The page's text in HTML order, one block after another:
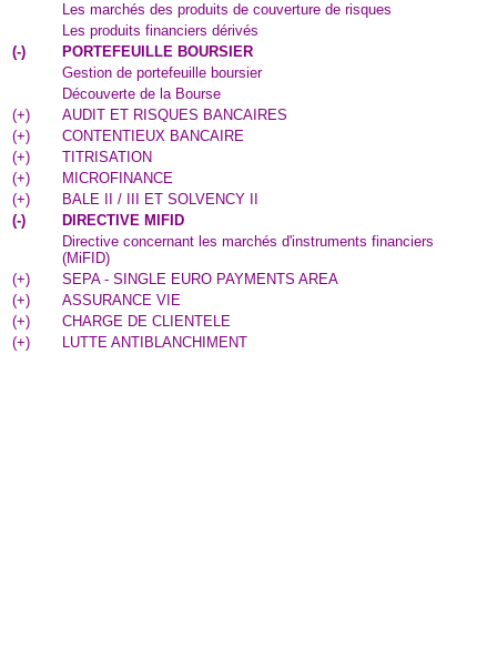
Les marchés des produits de couverture de risques
Les produits financiers dérivés
(-)
PORTEFEUILLE BOURSIER
Gestion de portefeuille boursier
Découverte de la Bourse
(+)
AUDIT ET RISQUES BANCAIRES
(+)
CONTENTIEUX BANCAIRE
(+)
TITRISATION
(+)
MICROFINANCE
(+)
BALE II / III ET SOLVENCY II
(-)
DIRECTIVE MIFID
Directive concernant les marchés d'instruments financiers
(MiFID)
(+)
SEPA - SINGLE EURO PAYMENTS AREA
(+)
ASSURANCE VIE
(+)
CHARGE DE CLIENTELE
(+) LUTTE ANTIBLANCHIMENT